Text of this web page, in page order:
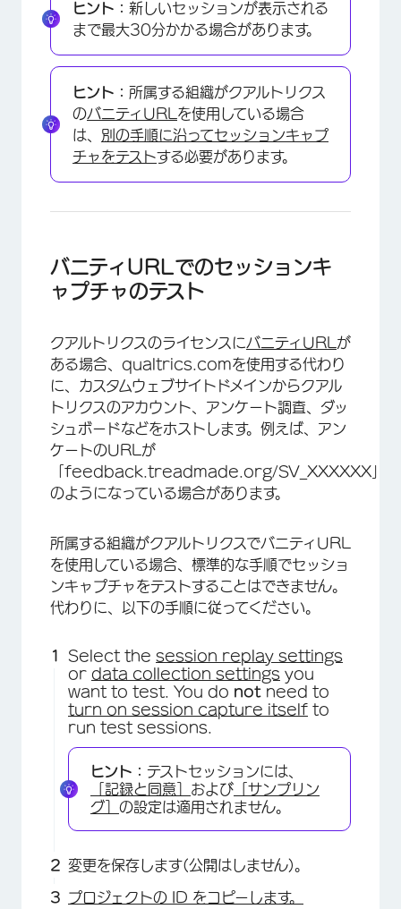
×
×
ヒント： 新しいセッションが表示される
まで最大30分かかる場合があります。
ヒント： 所属する組織がクアルトリクス
のバニティURL を使用している場合
は、 別の手順に沿ってセッションキャプ
チャをテストする必要があります。
バニティURLでのセッションキ
ャプチャのテスト
クアルトリクスのライセンスにバニティURL が
ある場合、qualtrics.comを使用する代わり
に、カスタムウェブサイトドメインからクアル
トリクスのアカウント、アンケート調査、ダッ
シュボードなどをホストします。例えば、アン
ケートのURLが
「feedback.treadmade.org/SV_XXXXXX」
のようになっている場合があります。
所属する組織がクアルトリクスでバニティURL
を使用している場合、標準的な手順でセッショ
ンキャプチャをテストすることはできません。
代わりに、以下の手順に従ってください。
Select the session replay settings
or data collection settings you
want to test. You do not need to
turn on session capture itself to
run test sessions.
ヒント： テストセッションには、
［記録と同意］ および ［サンプリン
グ］ の設定は適用されません。
変更を保存します(公開はしません)。
プロジェクトの ID をコピーします。